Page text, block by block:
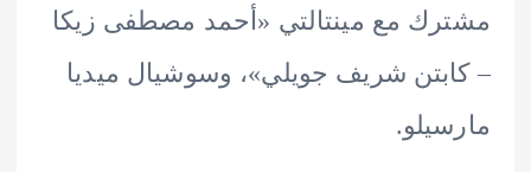
مع مينتالتي «أحمد مصطفى زيكا
شريف جويلي»، وسوشيال ميديا